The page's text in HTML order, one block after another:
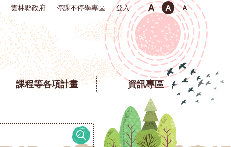
雲林縣政府 停課不停學專區 登入
課程等各項計畫 資訊專區